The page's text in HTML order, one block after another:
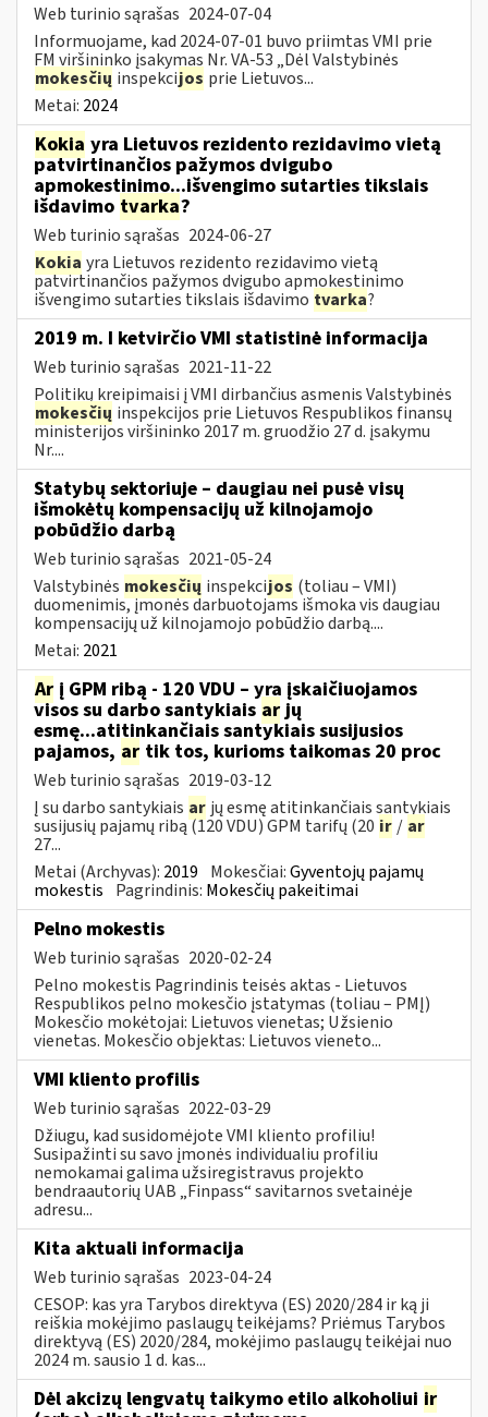
Web turinio sąrašas 2024-07-04
Informuojame, kad 2024-07-01 buvo priimtas VMI prie
FM viršininko įsakymas Nr. VA-53 „Dėl Valstybinės
mokesčių inspekcijos prie Lietuvos...
Metai: 2024
Kokia yra Lietuvos rezidento rezidavimo vietą
patvirtinančios pažymos dvigubo
apmokestinimo...išvengimo sutarties tikslais
išdavimo tvarka?
Web turinio sąrašas 2024-06-27
Kokia yra Lietuvos rezidento rezidavimo vietą
patvirtinančios pažymos dvigubo apmokestinimo
išvengimo sutarties tikslais išdavimo tvarka?
2019 m. I ketvirčio VMI statistinė informacija
Web turinio sąrašas 2021-11-22
Politikų kreipimaisi į VMI dirbančius asmenis Valstybinės
mokesčių inspekcijos prie Lietuvos Respublikos finansų
ministerijos viršininko 2017 m. gruodžio 27 d. įsakymu
Nr....
Statybų sektoriuje – daugiau nei pusė visų
išmokėtų kompensacijų už kilnojamojo
pobūdžio darbą
Web turinio sąrašas 2021-05-24
Valstybinės mokesčių inspekcijos (toliau – VMI)
duomenimis, įmonės darbuotojams išmoka vis daugiau
kompensacijų už kilnojamojo pobūdžio darbą....
Metai: 2021
Ar į GPM ribą - 120 VDU – yra įskaičiuojamos
visos su darbo santykiais arjų
esmę...atitinkančiais santykiais susijusios
pajamos, ar tik tos, kurioms taikomas 20 proc
Web turinio sąrašas 2019-03-12
Į su darbo santykiais ar jų esmę atitinkančiais santykiais
susijusių pajamų ribą (120 VDU) GPM tarifų (20 ir / ar
27...
Metai (Archyvas): 2019 Mokesčiai:Gyventojų pajamų
mokestis Pagrindinis: Mokesčių pakeitimai
Pelno mokestis
Web turinio sąrašas 2020-02-24
Pelno mokestis Pagrindinis teisės aktas - Lietuvos
Respublikos pelno mokesčio įstatymas (toliau – PMĮ)
Mokesčio mokėtojai: Lietuvos vienetas; Užsienio
vienetas. Mokesčio objektas: Lietuvos vieneto...
VMI kliento profilis
Web turinio sąrašas 2022-03-29
Džiugu, kad susidomėjote VMI kliento profiliu!
Susipažinti su savo įmonės individualiu profiliu
nemokamai galima užsiregistravus projekto
bendraautorių UAB „Finpass“ savitarnos svetainėje
adresu...
Kita aktuali informacija
Web turinio sąrašas 2023-04-24
CESOP: kas yra Tarybos direktyva (ES) 2020/284 ir ką ji
reiškia mokėjimo paslaugų teikėjams? Priėmus Tarybos
direktyvą (ES) 2020/284, mokėjimo paslaugų teikėjai nuo
2024 m. sausio 1 d. kas...
Dėl akcizų lengvatų taikymo etilo alkoholiui ir